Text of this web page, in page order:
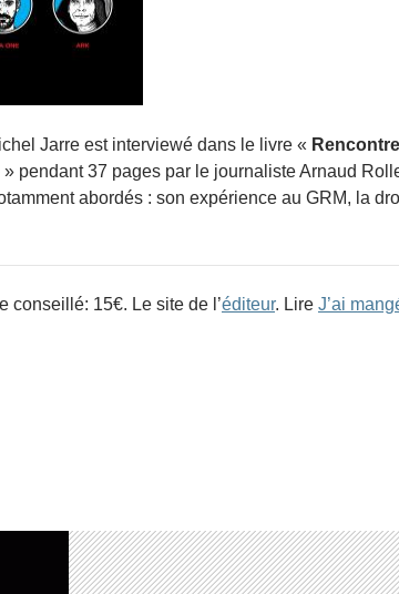
Jarre est interviewé dans le livre «
» pendant 37 pages par le journaliste Arnaud
abordés : son expérience au GRM, la
conseillé: 15€. Le site de l’éditeur. Lire J’ai